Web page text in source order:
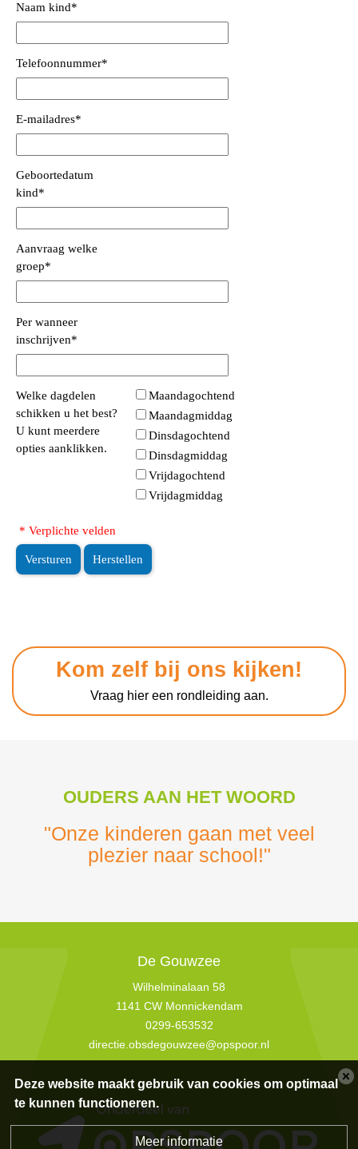
Naam kind*
Telefoonnummer*
E-mailadres*
Geboortedatum
kind*
Aanvraag welke
groep*
Per wanneer
inschrijven*
Welke dagdelen
schikken u het best?
U kunt meerdere
opties aanklikken.
Maandagochtend
Maandagmiddag
Dinsdagochtend
Dinsdagmiddag
Vrijdagochtend
Vrijdagmiddag
* Verplichte velden
Versturen Herstellen
Kom zelf bij ons kijken!
Vraag hier een rondleiding aan.
OUDERS AAN HET WOORD
"Onze kinderen gaan met veel
plezier naar school!"
De Gouwzee
Wilhelminalaan 58
1141 CW Monnickendam
0299-653532
directie.obsdegouwzee@opspoor.nl
Deze website maakt gebruik van cookies om optimaal
te kunnen functioneren.
Meer informatie